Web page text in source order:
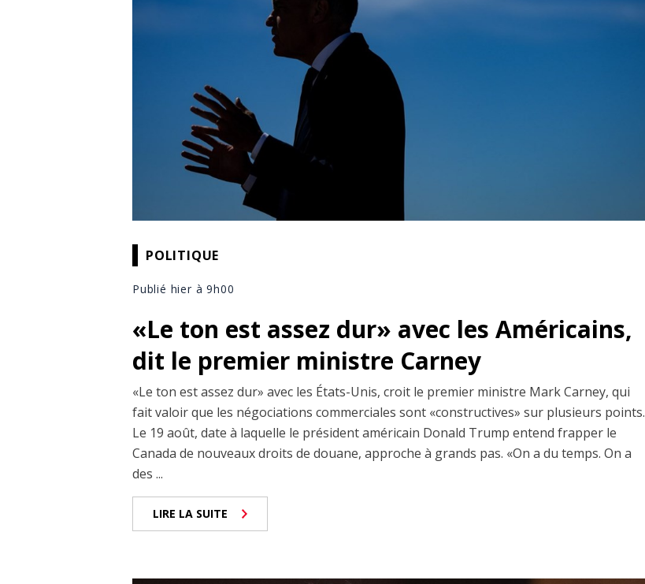
POLITIQUE
Publié hier à 9h00
«Le ton est assez dur» avec les Américains,
dit le premier ministre Carney
«Le ton est assez dur» avec les États-Unis, croit le premier ministre Mark Carney, qui
fait valoir que les négociations commerciales sont «constructives» sur plusieurs points.
Le 19 août, date à laquelle le président américain Donald Trump entend frapper le
Canada de nouveaux droits de douane, approche à grands pas. «On a du temps. On a
des ...
LIRE LA SUITE